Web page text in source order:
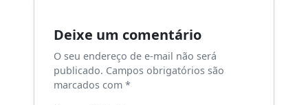
Deixe um comentário
O seu endereço de e-mail não será
publicado. Campos obrigatórios são
marcados com*